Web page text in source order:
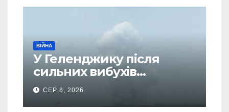
ВІЙНА
У Геленджику після
сильних вибухів
почалася масова
евакуація
СЕР 8, 2026